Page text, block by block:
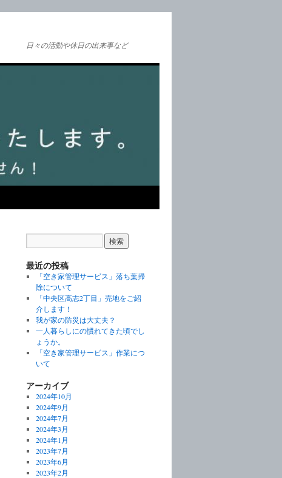
日々の活動や休日の出来事など
最近の投稿
「空き家管理サービス」落ち葉掃
除について
「中央区高志2丁目」売地をご紹
介します！
我が家の防災は大丈夫？
一人暮らしにの慣れてきた頃でし
ょうか。
「空き家管理サービス」作業につ
いて
アーカイブ
2024年10月
2024年9月
2024年7月
2024年3月
2024年1月
2023年7月
2023年6月
2023年2月